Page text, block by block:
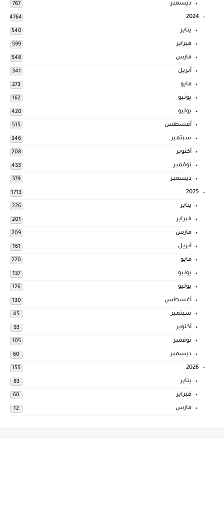
ديسمبر 767
2024
4764
يناير 540
فبراير 599
مارس 548
أبريل 341
مايو 273
يونيو 162
يوليو 420
أغسطس 515
سبتمبر 346
أكتوبر 208
نوفمبر 433
ديسمبر 379
2025
1713
يناير 226
فبراير 201
مارس 209
أبريل 161
مايو 220
يونيو 137
يوليو 126
أغسطس 130
سبتمبر 45
أكتوبر 93
نوفمبر 105
ديسمبر 60
2026
155
يناير 83
فبراير 60
مارس 12